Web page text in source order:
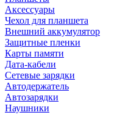
Аксессуары
Чехол для планшета
Внешний аккумулятор
Защитные пленки
Карты памяти
Дата-кабели
Сетевые зарядки
Автодержатель
Автозарядки
Наушники